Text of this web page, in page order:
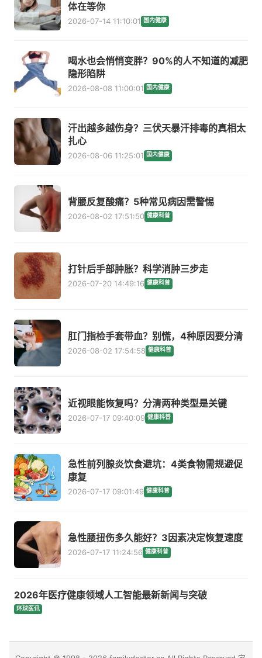
体在等你
2026-07-14 11:10:01 国内健康
喝水也会悄悄变胖？90%的人不知道的减肥
隐形陷阱
2026-08-08 11:00:01 国内健康
汗出越多越伤身？三伏天暴汗排毒的真相太
扎心
2026-08-06 11:25:01 国内健康
背腰反复酸痛？5种常见病因需警惕
2026-08-02 17:51:50 健康科普
打针后手部肿胀？科学消肿三步走
2026-07-20 14:49:16 健康科普
肛门指检手套带血？别慌，4种原因要分清
2026-08-02 17:54:58 健康科普
近视眼能恢复吗？分清两种类型是关键
2026-07-17 09:40:09 健康科普
急性前列腺炎饮食避坑：4类食物需规避促
康复
2026-07-17 09:01:49 健康科普
急性腰扭伤多久能好？3因素决定恢复速度
2026-07-17 11:24:56 健康科普
2026年医疗健康领域人工智能最新新闻与突破
环球医讯